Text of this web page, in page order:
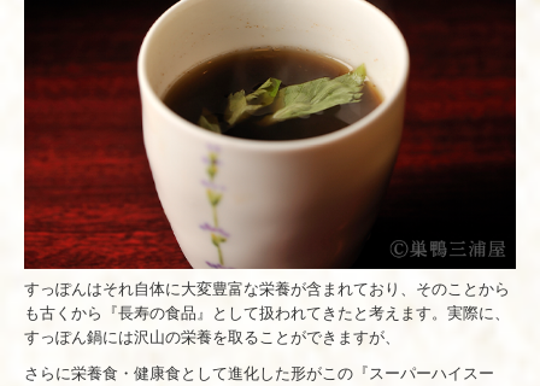
すっぽんはそれ自体に大変豊富な栄養が含まれており、そのことから
も古くから『長寿の食品』として扱われてきたと考えます。実際に、
すっぽん鍋には沢山の栄養を取ることができますが、
さらに栄養食・健康食として進化した形がこの『スーパーハイスー